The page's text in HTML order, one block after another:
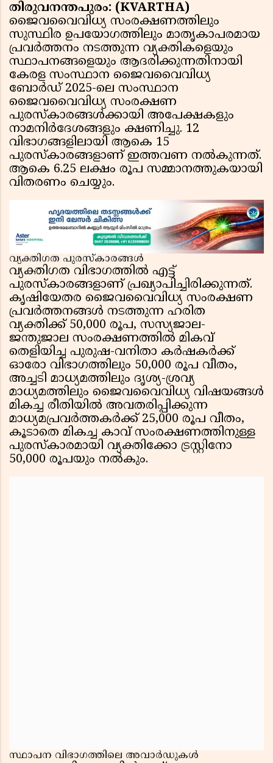
തിരുവനന്തപുരം: (KVARTHA)
ജൈവവൈവിധ്യ സംരക്ഷണത്തിലും
സുസ്ഥിര ഉപയോഗത്തിലും മാതൃകാപരമായ
പ്രവർത്തനം നടത്തുന്ന വ്യക്തികളെയും
സ്ഥാപനങ്ങളെയും ആദരിക്കുന്നതിനായി
കേരള സംസ്ഥാന ജൈവവൈവിധ്യ
ബോർഡ് 2025-ലെ സംസ്ഥാന
ജൈവവൈവിധ്യ സംരക്ഷണ
പുരസ്കാരങ്ങൾക്കായി അപേക്ഷകളും
നാമനിർദേശങ്ങളും ക്ഷണിച്ചു. 12
വിഭാഗങ്ങളിലായി ആകെ 15
പുരസ്കാരങ്ങളാണ് ഇത്തവണ നൽകുന്നത്.
ആകെ 6.25 ലക്ഷം രൂപ സമ്മാനത്തുകയായി
വിതരണം ചെയ്യും.
വ്യക്തിഗത പുരസ്കാരങ്ങൾ
വ്യക്തിഗത വിഭാഗത്തിൽ എട്ട്
പുരസ്കാരങ്ങളാണ് പ്രഖ്യാപിച്ചിരിക്കുന്നത്.
കൃഷിയേതര ജൈവവൈവിധ്യ സംരക്ഷണ
പ്രവർത്തനങ്ങൾ നടത്തുന്ന ഹരിത
വ്യക്തിക്ക് 50,000 രൂപ, സസ്യജാല-
ജന്തുജാല സംരക്ഷണത്തിൽ മികവ്
തെളിയിച്ച പുരുഷ-വനിതാ കർഷകർക്ക്
ഓരോ വിഭാഗത്തിലും 50,000 രൂപ വീതം,
അച്ചടി മാധ്യമത്തിലും ദൃശ്യ-ശ്രവ്യ
മാധ്യമത്തിലും ജൈവവൈവിധ്യ വിഷയങ്ങൾ
മികച്ച രീതിയിൽ അവതരിപ്പിക്കുന്ന
മാധ്യമപ്രവർത്തകർക്ക് 25,000 രൂപ വീതം,
കൂടാതെ മികച്ച കാവ് സംരക്ഷണത്തിനുള്ള
പുരസ്കാരമായി വ്യക്തിക്കോ ട്രസ്റ്റിനോ
50,000 രൂപയും നൽകും.
സ്ഥാപന വിഭാഗത്തിലെ അവാർഡുകൾ